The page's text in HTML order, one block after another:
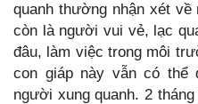
quanh thường nhận xét
còn là người vui vẻ, lạc
đâu, làm việc trong môi
con giáp này vẫn có thể
người xung quanh. 2